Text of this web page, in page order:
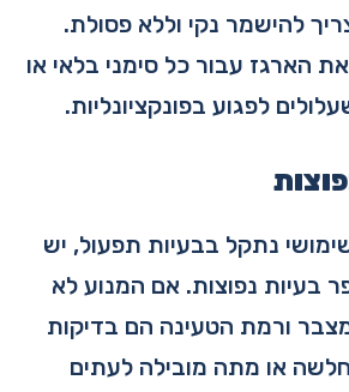
להישמר נקי וללא פסולת.
הארגז עבור כל סימני בלאי או
לפגוע בפונקציונליות.
נתקל בבעיות תפעול, יש
בעיות נפוצות. אם המנוע לא
ורמת הטעינה הם בדיקות
או מתה מובילה לעתים